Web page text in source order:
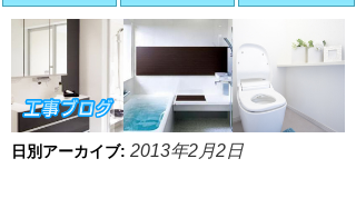
・トイレが漏れたら
・水道管が漏れたら
・排水が詰まったら
・悪臭調査
日別アーカイブ: 2013年2月2日